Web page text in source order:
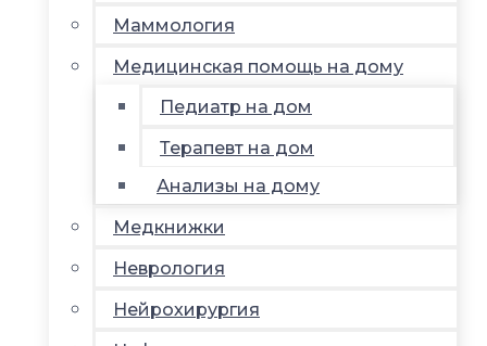
Маммология
Медицинская помощь на дому
Педиатр на дом
Терапевт на дом
Анализы на дому
Медкнижки
Неврология
Нейрохирургия